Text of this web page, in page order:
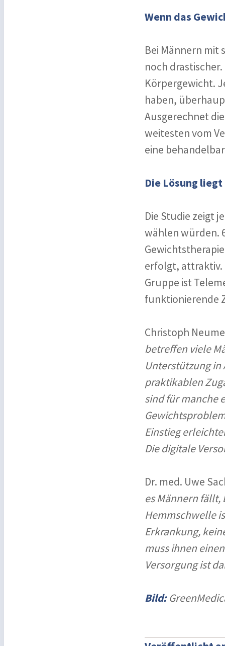
Wenn das
Bei Männern mit
noch
Körpergewicht.
haben,
Ausgerechnet
weitesten vom
eine
Die Lösung
Die Studie zeigt
wählen würden.
erfolgt, attraktiv.
Gruppe ist
funktionierende
Christoph
betreffen viele
Unterstützung in
praktikablen
sind für manche
Einstieg
Die digitale
Dr. med. Uwe
es Männern fällt,
Hemmschwelle
Erkrankung,
muss ihnen
Versorgung ist
Bild: